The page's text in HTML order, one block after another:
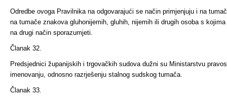
Odredbe ovoga Pravilnika na odgovarajući se način primjenjuju i na
na tumače znakova gluhonijemih, gluhih, nijemih ili drugih osoba s
na drugi način sporazumjeti.
Članak 32.
Predsjednici županijskih i trgovačkih sudova dužni su Ministarstvu
imenovanju, odnosno razrješenju stalnog sudskog tumača.
Članak 33.